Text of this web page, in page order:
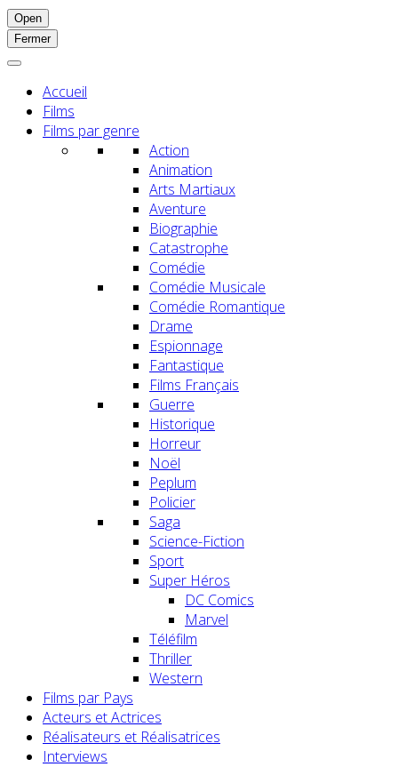
Open
Fermer
Accueil
Films
Films par genre
Action
Animation
Arts Martiaux
Aventure
Biographie
Catastrophe
Comédie
Comédie Musicale
Comédie Romantique
Drame
Espionnage
Fantastique
Films Français
Guerre
Historique
Horreur
Noël
Peplum
Policier
Saga
Science-Fiction
Sport
Super Héros
DC Comics
Marvel
Téléfilm
Thriller
Western
Films par Pays
Acteurs et Actrices
Réalisateurs et Réalisatrices
Interviews